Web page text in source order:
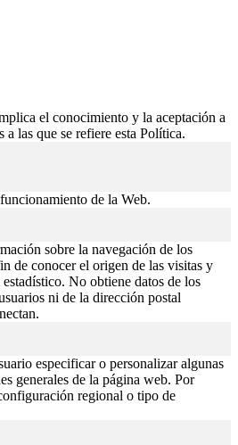
el conocimiento y la aceptación a
las que se refiere esta Política.
de la Web.
sobre la navegación de los
de conocer el origen de las visitas y
No obtiene datos de los
ni de la dirección postal
especificar o personalizar algunas
generales de la página web. Por
regional o tipo de